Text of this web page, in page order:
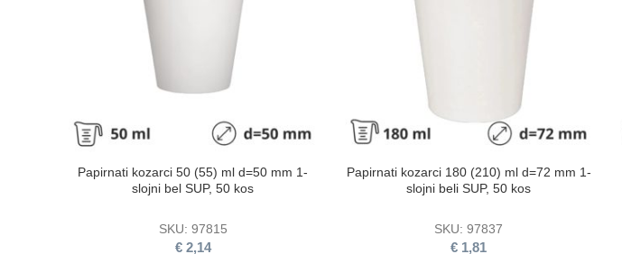
Papirnati kozarci 50 (55) ml d=50 mm 1-
slojni bel SUP, 50 kos
SKU: 97815
€ 2,14
Papirnati kozarci 180 (210) ml d=72 mm 1-
slojni beli SUP, 50 kos
SKU:97837
€ 1,81